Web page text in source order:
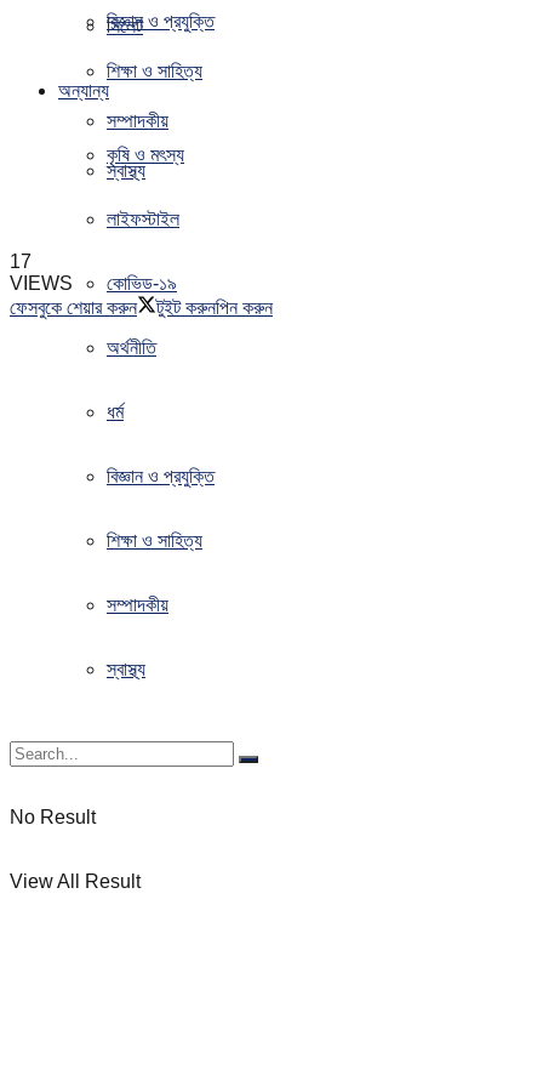
বিজ্ঞান ও প্রযুক্তি
শিক্ষা ও সাহিত্য
সম্পাদকীয়
স্বাস্থ্য
সিলেট
অন্যান্য
কৃষি ও মৎস্য
লাইফস্টাইল
কোভিড-১৯
অর্থনীতি
ধর্ম
বিজ্ঞান ও প্রযুক্তি
শিক্ষা ও সাহিত্য
সম্পাদকীয়
স্বাস্থ্য
No Result
View All Result
17
VIEWS
ফেসবুকে শেয়ার করুন
টুইট করুনপিন করুন